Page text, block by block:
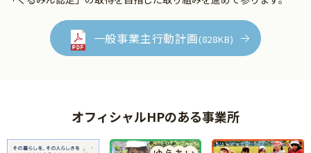
一般事業主行動計画(828KB)
オフィシャルHPのある事業所